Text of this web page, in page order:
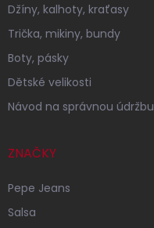
Džíny, kalhoty, kraťasy
Trička, mikiny, bundy
Boty, pásky
Dětské velikosti
Návod na správnou údržbu
ZNAČKY
Pepe Jeans
Salsa